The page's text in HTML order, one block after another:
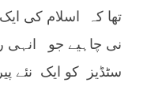
نی چاہیے جو انہی
سٹڈیز کو ایک نئے